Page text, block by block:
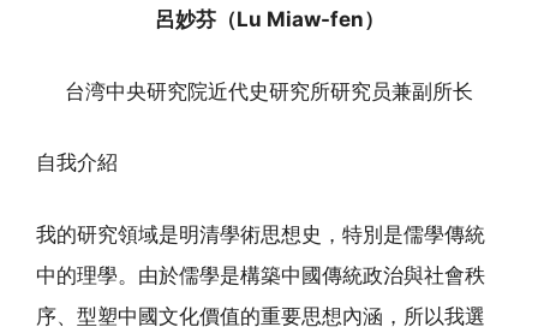
呂妙芬（Lu Miaw-fen）
台湾中央研究院近代史研究所研究员兼副所长
自我介紹
我的研究領域是明清學術思想史，特別是儒學傳統
中的理學。由於儒學是構築中國傳統政治與社會秩
序、型塑中國文化價值的重要思想內涵，所以我選